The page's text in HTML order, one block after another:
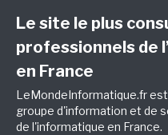
Le site le plus
professionnels de
en France
LeMondeInformatique.fr
groupe d'information et de
de l'informatique en France.